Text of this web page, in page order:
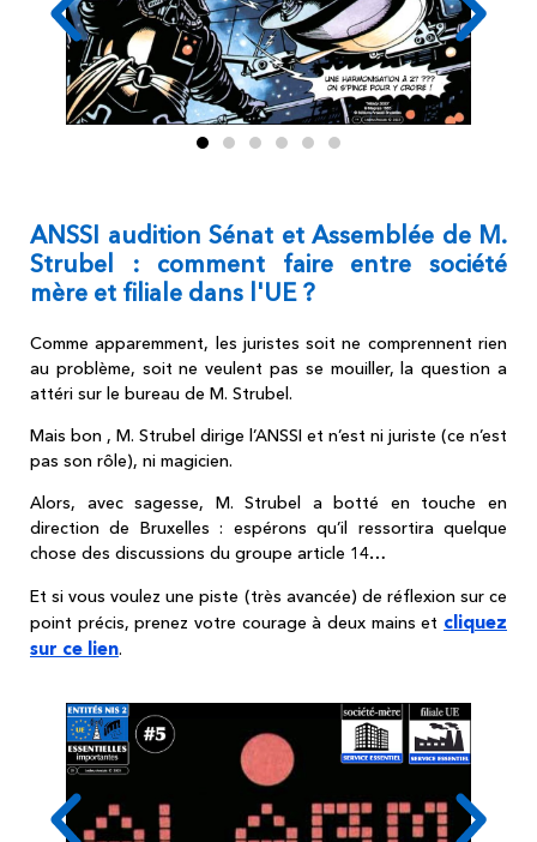
ANSSI audition Sénat et Assemblée de M.
Strubel : comment faire entre société
mère et filiale dans l'UE ?
Comme apparemment, les juristes soit ne comprennent rien
au problème, soit ne veulent pas se mouiller, la question a
attéri sur le bureau de M. Strubel.
Mais bon , M. Strubel dirige l’ANSSI et n’est ni juriste (ce n’est
pas son rôle), ni magicien.
Alors, avec sagesse, M. Strubel a botté en touche en
direction de Bruxelles : espérons qu’il ressortira quelque
chose des discussions du groupe article 14…
Et si vous voulez une piste (très avancée) de réflexion sur ce
point précis, prenez votre courage à deux mains et cliquez
sur ce lien.